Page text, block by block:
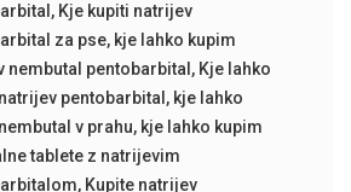
, Kje kupiti natrijev
za pse, kje lahko kupim
nembutal pentobarbital , Kje lahko
pentobarbital , kje lahko
v prahu, kje lahko kupim
tablete z natrijevim
, Kupite natrijev